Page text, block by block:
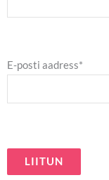
E-posti aadress*